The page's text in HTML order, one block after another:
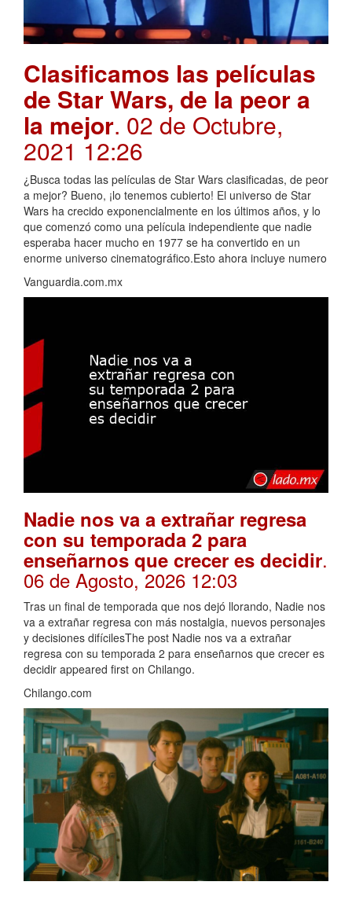
Clasificamos las películas
de Star Wars, de la peor a
la mejor. 02 de Octubre,
2021 12:26
¿Busca todas las películas de Star Wars clasificadas, de peor
a mejor? Bueno, ¡lo tenemos cubierto! El universo de Star
Wars ha crecido exponencialmente en los últimos años, y lo
que comenzó como una película independiente que nadie
esperaba hacer mucho en 1977 se ha convertido en un
enorme universo cinematográfico.Esto ahora incluye numero
Vanguardia.com.mx
Nadie nos va a extrañar regresa
con su temporada 2 para
enseñarnos que crecer es decidir.
06 de Agosto, 2026 12:03
Tras un final de temporada que nos dejó llorando, Nadie nos
va a extrañar regresa con más nostalgia, nuevos personajes
y decisiones difícilesThe post Nadie nos va a extrañar
regresa con su temporada 2 para enseñarnos que crecer es
decidir appeared first on Chilango.
Chilango.com